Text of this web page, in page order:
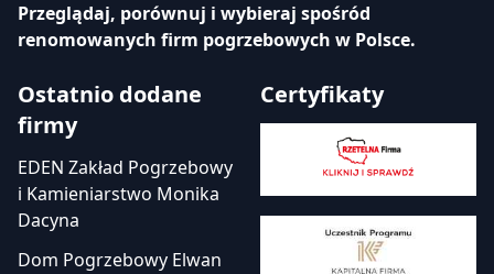
Przeglądaj, porównuj i wybieraj spośród
renomowanych firm pogrzebowych w Polsce.
Ostatnio dodane
firmy
EDEN Zakład Pogrzebowy
i Kamieniarstwo Monika
Dacyna
Dom Pogrzebowy Elwan
Certyfikaty